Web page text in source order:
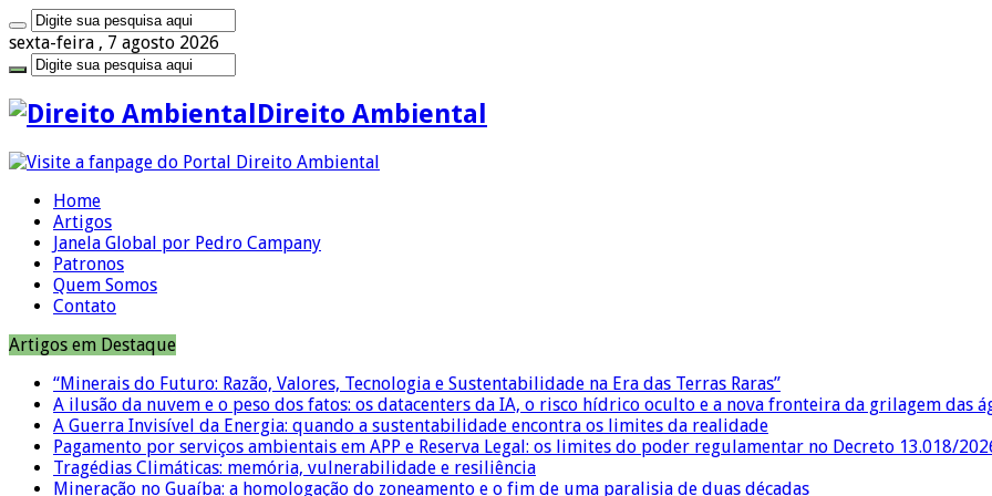
sexta-feira , 7 agosto 2026
Direito Ambiental
Home
Artigos
Janela Global por Pedro Campany
Patronos
Quem Somos
Contato
Artigos em Destaque
“Minerais do Futuro: Razão, Valores, Tecnologia e Sustentabilidade na Era das Terras Raras”
A ilusão da nuvem e o peso dos fatos: os datacenters da IA, o risco hídrico oculto e a nova fronteira da grilagem das
A Guerra Invisível da Energia: quando a sustentabilidade encontra os limites da realidade
Pagamento por serviços ambientais em APP e Reserva Legal: os limites do poder regulamentar no Decreto 13.018/
Tragédias Climáticas: memória, vulnerabilidade e resiliência
Mineração no Guaíba: a homologação do zoneamento e o fim de uma paralisia de duas décadas